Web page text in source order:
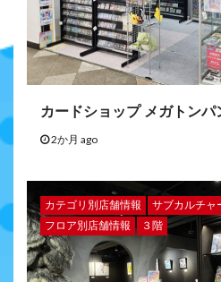
カードショップ メガトンパ
2か月 ago
カテゴリ別店舗情報
サブカルチャ
フロア別店舗情報
３階